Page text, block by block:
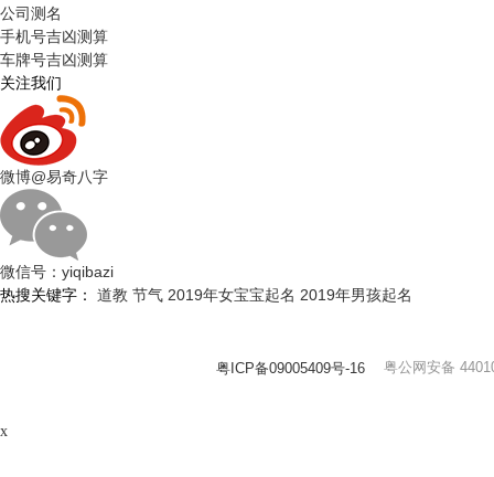
公司测名
手机号吉凶测算
车牌号吉凶测算
关注我们
微博@易奇八字
微信号： yiqibazi
热搜关键字： 道教 节气 2019年女宝宝起名 2019年男孩起名
粤ICP备09005409号-16 粤公网安备
x